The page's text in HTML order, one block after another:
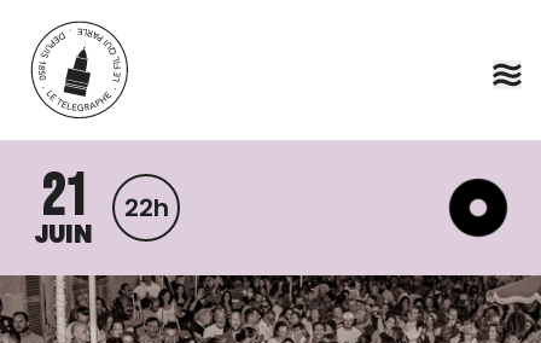
Aller au contenu principal
21
JUIN
22h